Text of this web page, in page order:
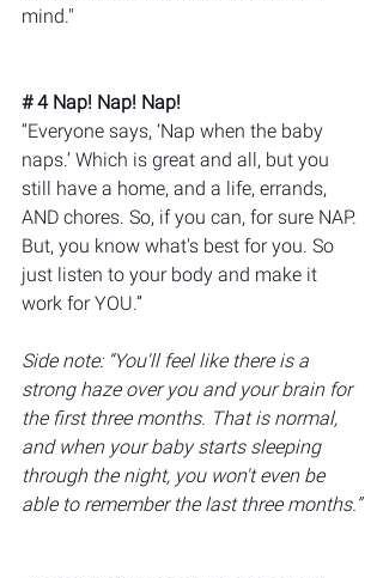
mind."
# 4 Nap! Nap! Nap!
“Everyone says, ‘Nap when the baby
naps.’ Which is great and all, but you
still have a home, and a life, errands,
AND chores. So, if you can, for sure NAP.
But, you know what's best for you. So
just listen to your body and make it
work for YOU.”
Side note: “You'll feel like there is a
strong haze over you and your brain for
the first three months. That is normal,
and when your baby starts sleeping
through the night, you won't even be
able to remember the last three months.”